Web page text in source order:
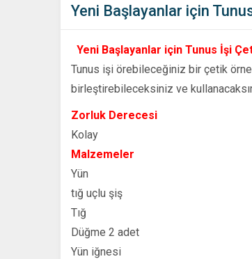
Yeni Başlayanlar için
Yeni Başlayanlar için Tunus İşi
Tunus işi örebileceğiniz bir çetik
birleştirebileceksiniz ve
Zorluk Derecesi
Kolay
Malzemeler
Yün
tığ uçlu şiş
Tığ
Düğme 2 adet
Yün iğnesi